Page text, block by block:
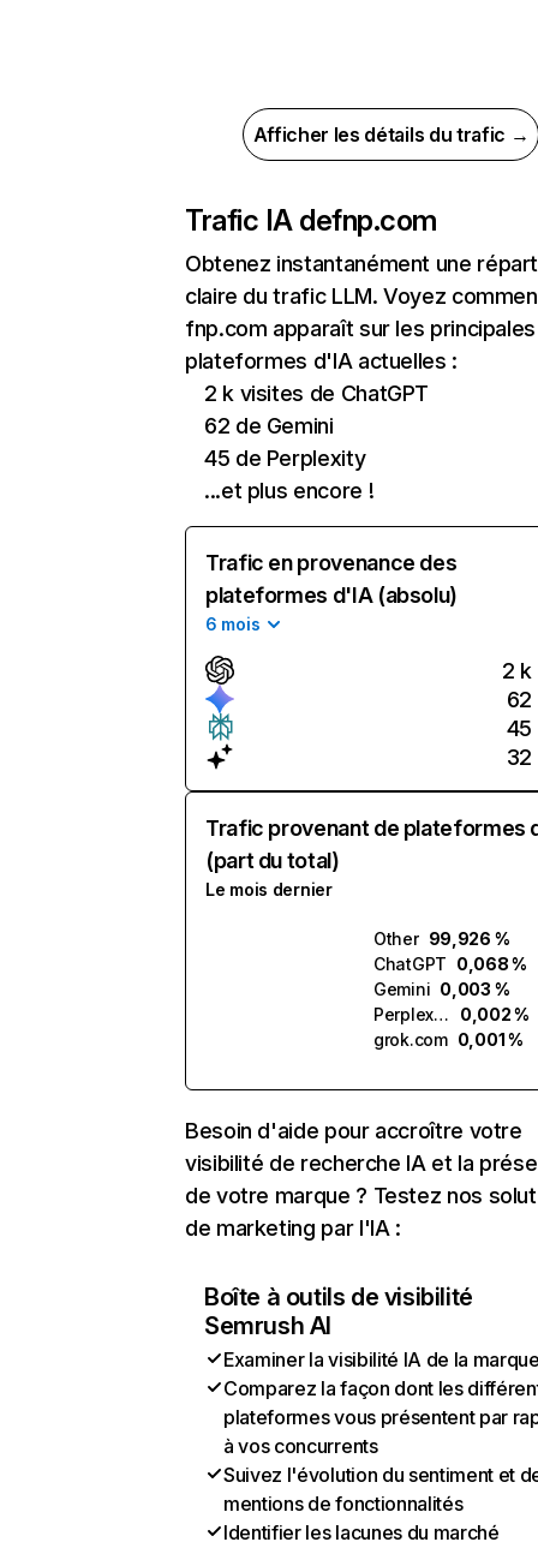
Afficher les détails du trafic →
Trafic IA defnp.com
Obtenez instantanément une
claire du trafic LLM. Voyez
fnp.com apparaît sur les principales
plateformes d'IA actuelles :
2 k visites de ChatGPT
62 de Gemini
45 de Perplexity
...et plus encore !
Trafic en provenance des
plateformes d'IA (absolu)
6 mois
2 k
62
45
32
Trafic provenant de plateformes
(part du total)
Le mois dernier
Other 99,926 %
ChatGPT 0,068 %
Gemini 0,003 %
Perplexity
0,002 %
grok.com 0,001 %
Besoin d'aide pour accroître votre
visibilité de recherche IA et la
de votre marque ? Testez nos
de marketing par l'IA :
Boîte à outils de visibilité
Semrush AI
Examiner la visibilité IA de la
Comparez la façon dont les
plateformes vous présentent par
à vos concurrents
Suivez l'évolution du sentiment et
mentions de fonctionnalités
Identifier les lacunes du marché